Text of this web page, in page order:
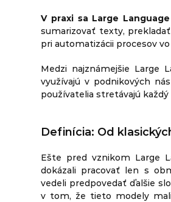
V praxi sa Large
sumarizovať texty,
pri automatizácii procesov
Medzi najznámejšie Large
využívajú v podnikových
používatelia stretávajú každý
Definícia: Od
Ešte pred vznikom Large
dokázali pracovať len s
vedeli predpovedať ďalšie
v tom, že tieto modely